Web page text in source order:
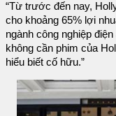
“Từ trước đến nay,
cho khoảng 65% lợi
ngành công nghiệp
không cần phim của
hiểu biết cố hữu.”